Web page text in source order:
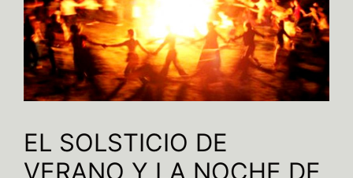
EL SOLSTICIO DE
VERANO Y LA NOCHE DE